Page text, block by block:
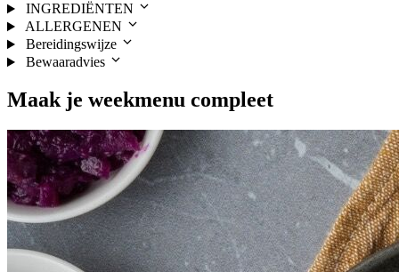
INGREDIËNTEN
ALLERGENEN
Bereidingswijze
Bewaaradvies
Maak je weekmenu compleet